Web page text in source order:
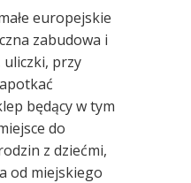
europejskie
zabudowa i
przy
będący w tym
do
z dziećmi,
od miejskiego